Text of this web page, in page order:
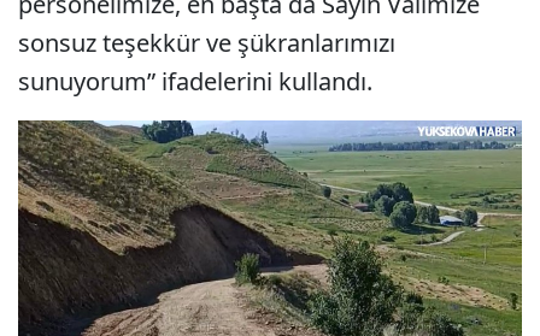
sonsuz teşekkür ve şükranlarımızı
sunuyorum” ifadelerini kullandı.